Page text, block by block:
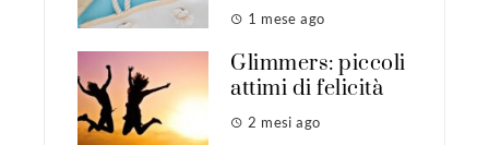
1 mese ago
Glimmers: piccoli
attimi di felicità
2 mesi ago